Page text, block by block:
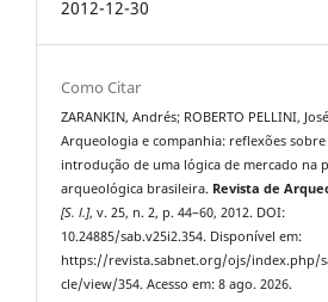
2012-12-30
Como Citar
ZARANKIN, Andrés; ROBERTO PELLINI,
Arqueologia e companhia: reflexões sobre
introdução de uma lógica de mercado na
arqueológica brasileira. Revista de
[S. l.], v. 25, n. 2, p. 44–60, 2012. DOI:
10.24885/sab.v25i2.354. Disponível em:
https://revista.sabnet.org/ojs/index.php/
cle/view/354. Acesso em: 8 ago. 2026.